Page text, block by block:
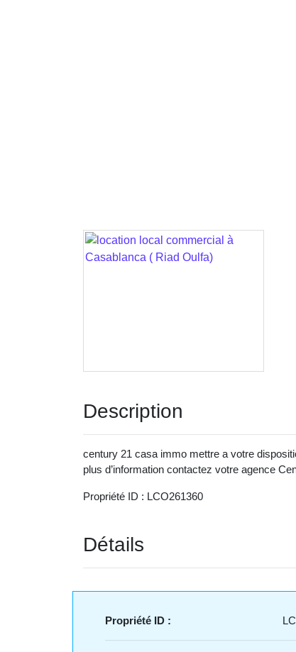
Description
century 21 casa immo mettre a votre
plus d’information contactez votre agence
Propriété ID : LCO261360
Détails
Propriété ID :